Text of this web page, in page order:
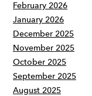
February 2026
January 2026
December 2025
November 2025
October 2025
September 2025
August 2025